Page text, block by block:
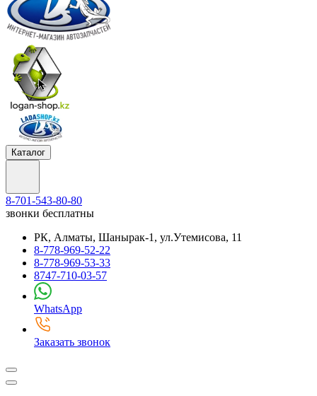
Каталог
8-701-543-80-80
звонки бесплатны
РК, Алматы, Шанырак-1, ул.Утемисова, 11
8-778-969-52-22
8-778-969-53-33
8747-710-03-57
WhatsApp
Заказать звонок